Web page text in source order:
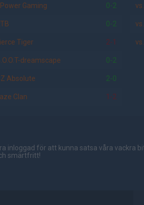
Gaming 0-2
0-2
Tiger 2-1
dreamscape 0-2
Absolute 2-0
Clan 1-2
vs.
vs.
vs.
inloggad för att kunna satsa våra vackra
smärtfritt!